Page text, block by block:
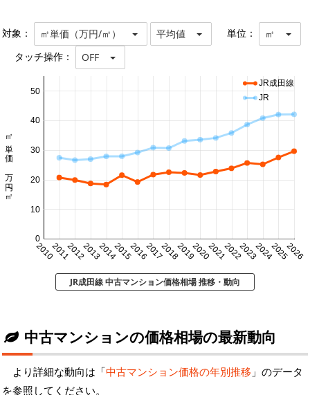
対象： ㎡単価（万円/㎡） 平均値 単位： ㎡
タッチ操作： OFF
20102011201220132014201520162017201820192020202120222023202420252026
0
10
20
30
40
50
㎡単価 万円/㎡
JR成田線
JR
JR成田線 中古マンション価格相場 推移・動向
中古マンションの価格相場の最新動向
より詳細な動向は「中古マンション価格の年別推移 」のデータ
を参照してください。